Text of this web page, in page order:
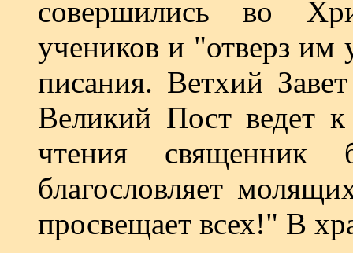
совершились во
учеников и "отверз им
писания. Ветхий
Великий Пост ведет
чтения
благословляет
просвещает всех!" В